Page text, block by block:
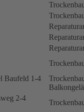
Baufeld 1-4
2-4